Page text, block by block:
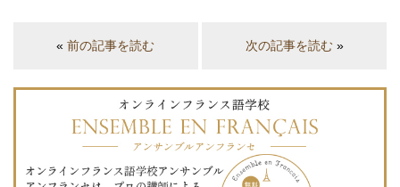
«前の記事を読む 次の記事を読む»